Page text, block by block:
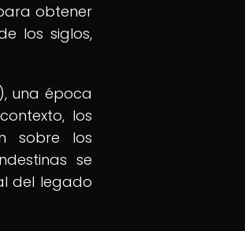
obtener
los siglos,
una época
los
sobre los
se
del legado